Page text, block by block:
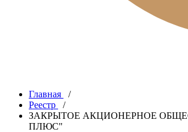
Главная
/
Реестр
/
ЗАКРЫТОЕ АКЦИОНЕРНОЕ
ПЛЮС"